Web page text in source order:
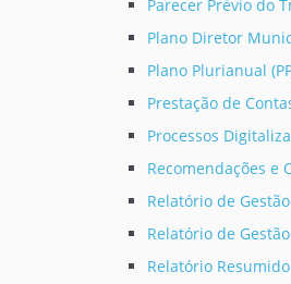
Parecer Prévio do
Plano Diretor
Plano Plurianual
Prestação de
Processos
Recomendações e
Relatório de
Relatório de
Relatório